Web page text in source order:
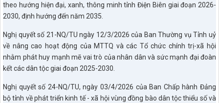
theo hướng hiện đại, xanh, thông minh tỉnh Điện Biên giai đoạn 2026-
2030, định hướng đến năm 2035.
Nghị quyết số 21-NQ/TU ngày 12/3/2026 của Ban Thường vụ Tỉnh uỷ
về nâng cao hoạt động của MTTQ và các Tổ chức chính trị-xã hội
nhằm phát huy mạnh mẽ vai trò của nhân dân và sức mạnh đại đoàn
kết các dân tộc giai đoạn 2025-2030.
Nghị quyết số 24-NQ/TU, ngày 03/4/2026 của Ban Chấp hành Đảng
bộ tỉnh về phát triển kinh tế - xã hội vùng đồng bào dân tộc thiểu số và